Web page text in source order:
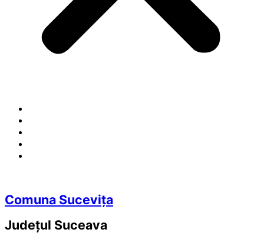
Comuna Sucevița
Județul Suceava